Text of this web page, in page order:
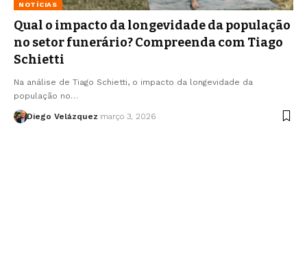
NOTÍCIAS
Qual o impacto da longevidade da população
no setor funerário? Compreenda com Tiago
Schietti
Na análise de Tiago Schietti, o impacto da longevidade da
população no…
Diego Velázquez março 3, 2026